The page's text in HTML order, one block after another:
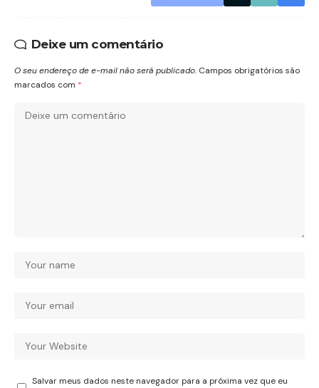
Deixe um comentário
O seu endereço de e-mail não será publicado. Campos obrigatórios são
marcados com *
Salvar meus dados neste navegador para a próxima vez que eu